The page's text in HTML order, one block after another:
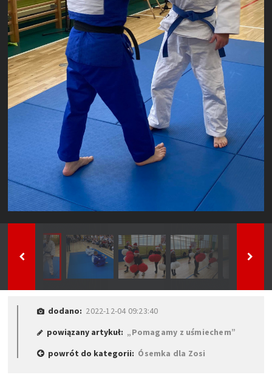
dodano: 2022-12-04 09:23:40
powiązany artykuł: „Pomagamy z uśmiechem”
powrót do kategorii: Ósemka dla Zosi